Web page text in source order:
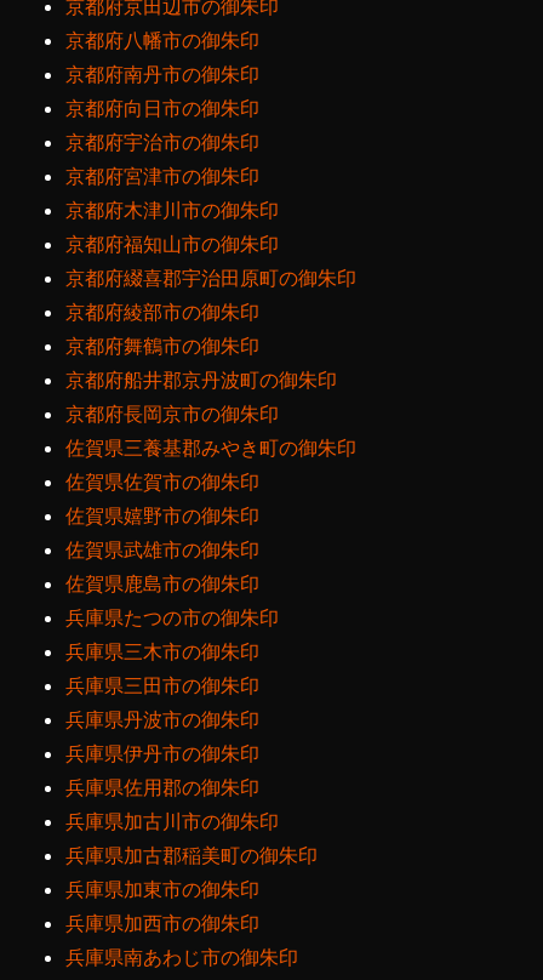
京都府京田辺市の御朱印
京都府八幡市の御朱印
京都府南丹市の御朱印
京都府向日市の御朱印
京都府宇治市の御朱印
京都府宮津市の御朱印
京都府木津川市の御朱印
京都府福知山市の御朱印
京都府綴喜郡宇治田原町の御朱印
京都府綾部市の御朱印
京都府舞鶴市の御朱印
京都府船井郡京丹波町の御朱印
京都府長岡京市の御朱印
佐賀県三養基郡みやき町の御朱印
佐賀県佐賀市の御朱印
佐賀県嬉野市の御朱印
佐賀県武雄市の御朱印
佐賀県鹿島市の御朱印
兵庫県たつの市の御朱印
兵庫県三木市の御朱印
兵庫県三田市の御朱印
兵庫県丹波市の御朱印
兵庫県伊丹市の御朱印
兵庫県佐用郡の御朱印
兵庫県加古川市の御朱印
兵庫県加古郡稲美町の御朱印
兵庫県加東市の御朱印
兵庫県加西市の御朱印
兵庫県南あわじ市の御朱印